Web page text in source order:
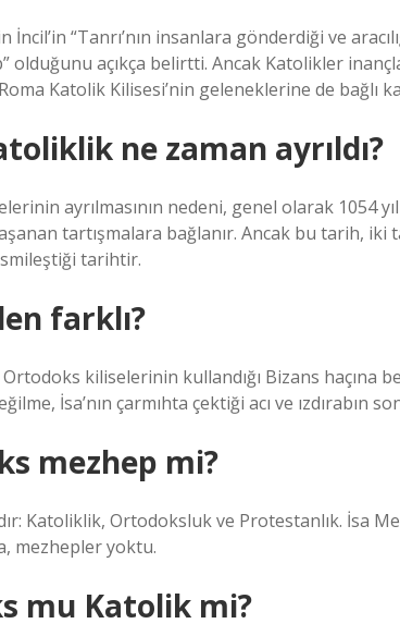
“Tanrı’nın insanlara gönderdiği ve
açıkça belirtti. Ancak Katolikler
Katolik Kilisesi’nin geleneklerine de bağlı
ne zaman ayrıldı?
ayrılmasının nedeni, genel olarak 1054
tartışmalara bağlanır. Ancak bu tarih, iki
tarihtir.
farklı?
Ortodoks kiliselerinin kullandığı Bizans haçına
İsa’nın çarmıhta çektiği acı ve ızdırabın
mezhep mi?
Katoliklik, Ortodoksluk ve Protestanlık. İsa
mezhepler yoktu.
mu Katolik mi?